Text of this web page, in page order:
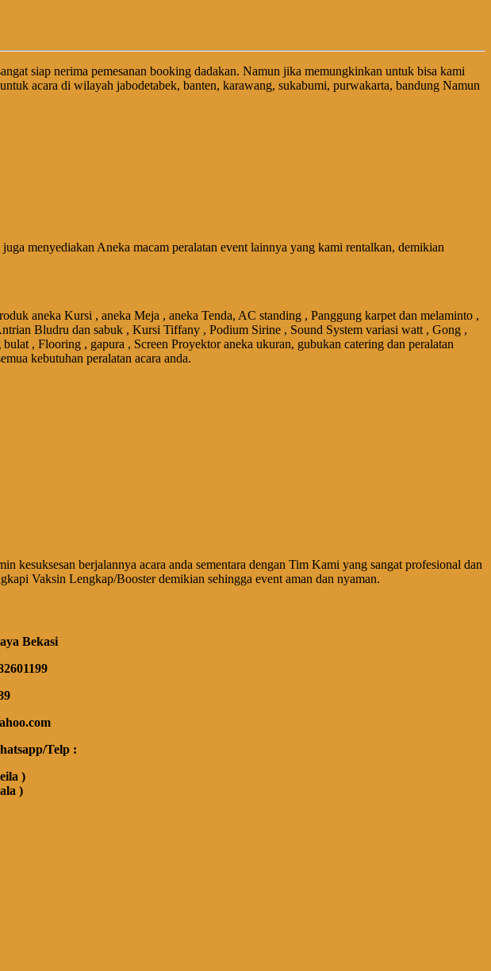
siap nerima pemesanan booking dadakan. Namun jika memungkinkan untuk bisa kami
acara di wilayah jabodetabek, banten, karawang, sukabumi, purwakarta, bandung Namun
menyediakan Aneka macam peralatan event lainnya yang kami rentalkan, demikian
aneka Kursi , aneka Meja , aneka Tenda, AC standing , Panggung karpet dan melaminto ,
Bludru dan sabuk , Kursi Tiffany , Podium Sirine , Sound System variasi watt , Gong ,
, Flooring , gapura , Screen Proyektor aneka ukuran, gubukan catering dan peralatan
kebutuhan peralatan acara anda.
kesuksesan berjalannya acara anda sementara dengan Tim Kami yang sangat profesional dan
Vaksin Lengkap/Booster demikian sehingga event aman dan nyaman.
Bekasi
Telp :
)
)